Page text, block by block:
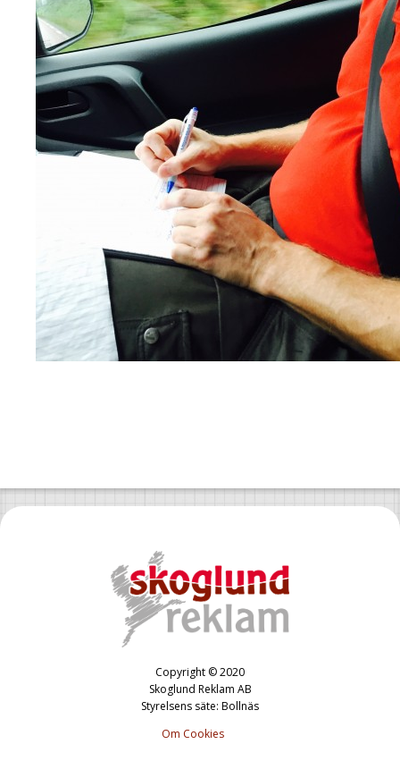
Copyright © 2020
Skoglund Reklam AB
Styrelsens säte: Bollnäs
Om Cookies